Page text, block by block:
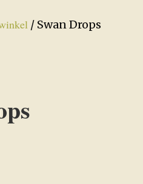
/ Swan Drops